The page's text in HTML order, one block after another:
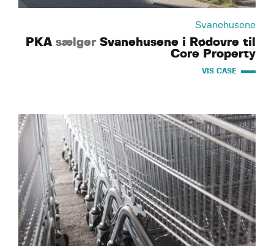
Svanehusene
PKA sælgerSvanehusene i Rødovre til
Core Property
VIS CASE